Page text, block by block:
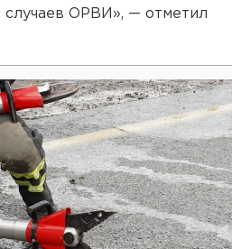
случаев ОРВИ», — отметил